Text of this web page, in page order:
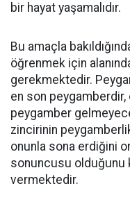
bir hayat yaşamalıdır.
Bu amaçla
öğrenmek için
gerekmektedir.
en son
peygamber
zincirinin
onunla sona erdiğini
sonuncusu olduğunu
vermektedir.